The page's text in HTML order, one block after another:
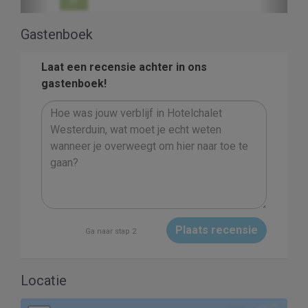
Gastenboek
Laat een recensie achter in ons
gastenboek!
Ga naar stap 2 Plaats recensie
Locatie